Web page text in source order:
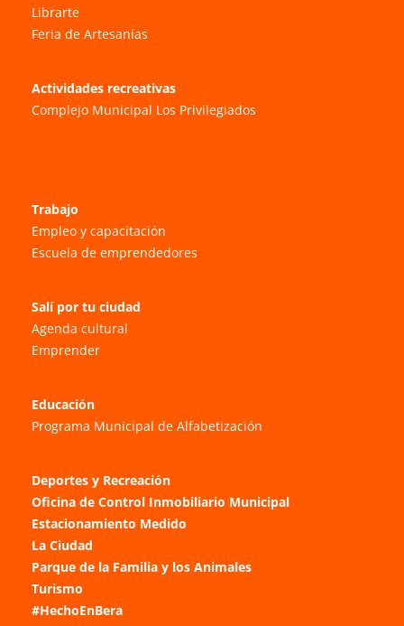
Librarte
Feria de Artesanías
Actividades recreativas
Complejo Municipal Los Privilegiados
Trabajo
Empleo y capacitación
Escuela de emprendedores
Salí por tu ciudad
Agenda cultural
Emprender
Educación
Programa Municipal de Alfabetización
Deportes y Recreación
Oficina de Control Inmobiliario Municipal
Estacionamiento Medido
La Ciudad
Parque de la Familia y los Animales
Turismo
#HechoEnBera